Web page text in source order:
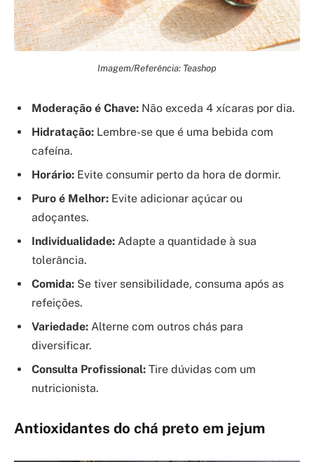
Imagem/Referência: Teashop
Moderação é Chave: Não exceda 4 xícaras por dia.
Hidratação: Lembre-se que é uma bebida com
cafeína.
Horário: Evite consumir perto da hora de dormir.
Puro é Melhor: Evite adicionar açúcar ou
adoçantes.
Individualidade: Adapte a quantidade à sua
tolerância.
Comida: Se tiver sensibilidade, consuma após as
refeições.
Variedade: Alterne com outros chás para
diversificar.
Consulta Profissional: Tire dúvidas com um
nutricionista.
Antioxidantes do chá preto em jejum